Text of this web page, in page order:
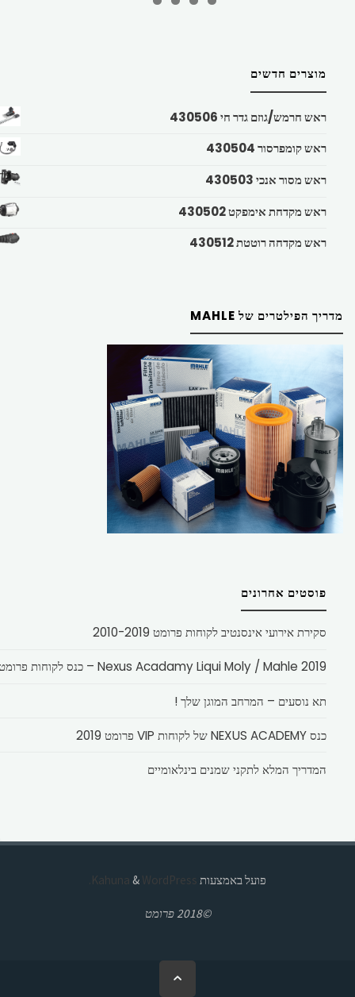
מוצרים חדשים
ראש חרמש/גוזם גדר חי 430506
ראש קומפרסור 430504
ראש מסור אנכי 430503
ראש מקדחת אימפקט 430502
ראש מקדחה רוטטת 430512
מדריך הפילטרים של MAHLE
פוסטים אחרונים
סקירת אירועי אינסנטיב לקוחות פרומט 2010-2019
Nexus Acadamy Liqui Moly / Mahle 2019 – כנס לקוחות פרומט
תא נוסעים – המרחב המוגן שלך !
כנס NEXUS ACADEMY של לקוחות VIP פרומט 2019
המדריך המלא לתקני שמנים בינלאומיים
פועל באמצעות & WordPress.
©2018 פרומט
בחזרה